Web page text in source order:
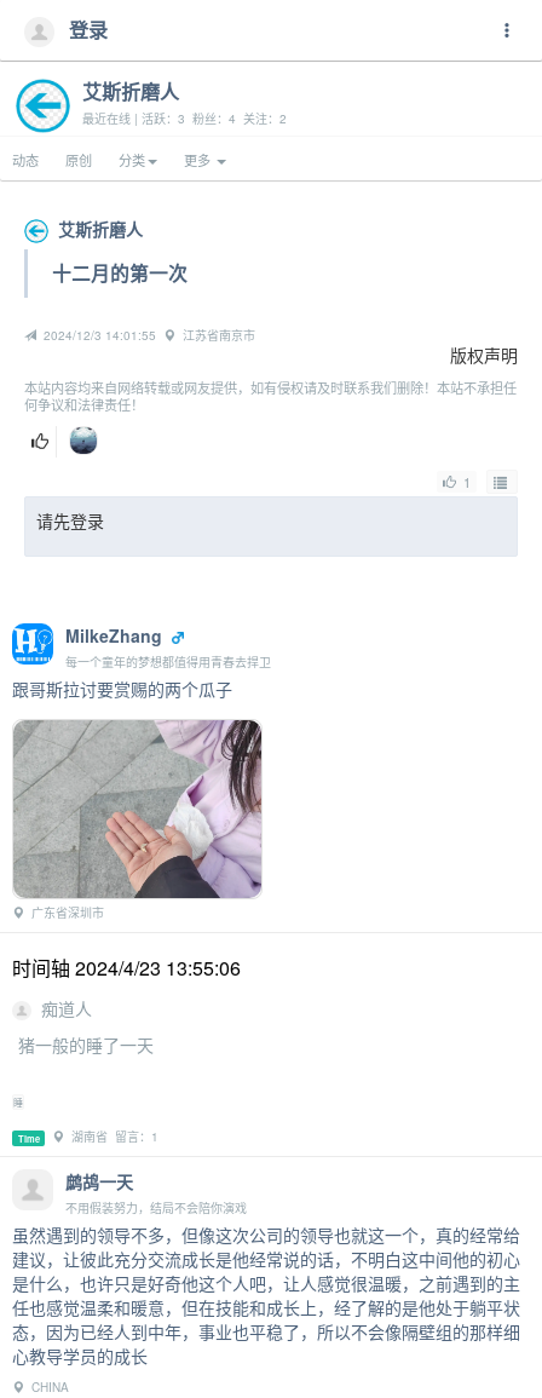
登录
艾斯折磨人
最近在线 | 活跃：3 粉丝：4 关注：2
动态 原创 分类 更多
艾斯折磨人
十二月的第一次
2024/12/3 14:01:55 江苏省南京市
版权声明
本站内容均来自网络转载或网友提供，如有侵权请及时联系我们删除！本站不承担任
何争议和法律责任！
1
请先登录
MilkeZhang
每一个童年的梦想都值得用青春去捍卫
跟哥斯拉讨要赏赐的两个瓜子
广东省深圳市
时间轴 2024/4/23 13:55:06
痴道人
猪一般的睡了一天
睡
Time 湖南省 留言：1
鹧鸪一天
不用假装努力，结局不会陪你演戏
虽然遇到的领导不多，但像这次公司的领导也就这一个，真的经常给
建议，让彼此充分交流成长是他经常说的话，不明白这中间他的初心
是什么，也许只是好奇他这个人吧，让人感觉很温暖，之前遇到的主
任也感觉温柔和暖意，但在技能和成长上，经了解的是他处于躺平状
态，因为已经人到中年，事业也平稳了，所以不会像隔壁组的那样细
心教导学员的成长
CHINA